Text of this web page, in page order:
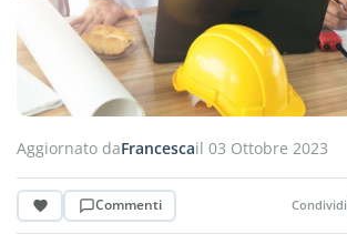
Aggiornato daFrancescail 03 Ottobre 2023
Commenti Condividi